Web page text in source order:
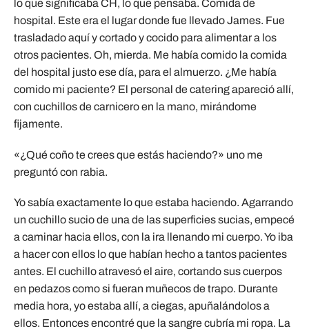
lo que significaba CH, lo que pensaba. Comida de
hospital. Este era el lugar donde fue llevado James. Fue
trasladado aquí y cortado y cocido para alimentar a los
otros pacientes. Oh, mierda. Me había comido la comida
del hospital justo ese día, para el almuerzo. ¿Me había
comido mi paciente? El personal de catering apareció allí,
con cuchillos de carnicero en la mano, mirándome
fijamente.
«¿Qué coño te crees que estás haciendo?» uno me
preguntó con rabia.
Yo sabía exactamente lo que estaba haciendo. Agarrando
un cuchillo sucio de una de las superficies sucias, empecé
a caminar hacia ellos, con la ira llenando mi cuerpo. Yo iba
a hacer con ellos lo que habían hecho a tantos pacientes
antes. El cuchillo atravesó el aire, cortando sus cuerpos
en pedazos como si fueran muñecos de trapo. Durante
media hora, yo estaba allí, a ciegas, apuñalándolos a
ellos. Entonces encontré que la sangre cubría mi ropa. La